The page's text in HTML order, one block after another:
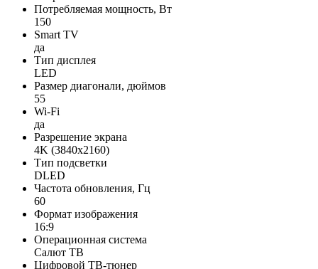
Потребляемая мощность, Вт
150
Smart TV
да
Тип дисплея
LED
Размер диагонали, дюймов
55
Wi-Fi
да
Разрешение экрана
4K (3840x2160)
Тип подсветки
DLED
Частота обновления, Гц
60
Формат изображения
16:9
Операционная система
Салют ТВ
Цифровой ТВ-тюнер